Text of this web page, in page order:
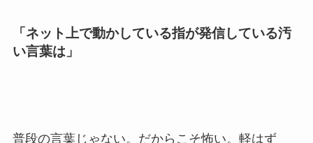
「ネット上で動かしている指が発信している汚
い言葉は」
普段の言葉じゃない。だからこそ怖い。軽はず